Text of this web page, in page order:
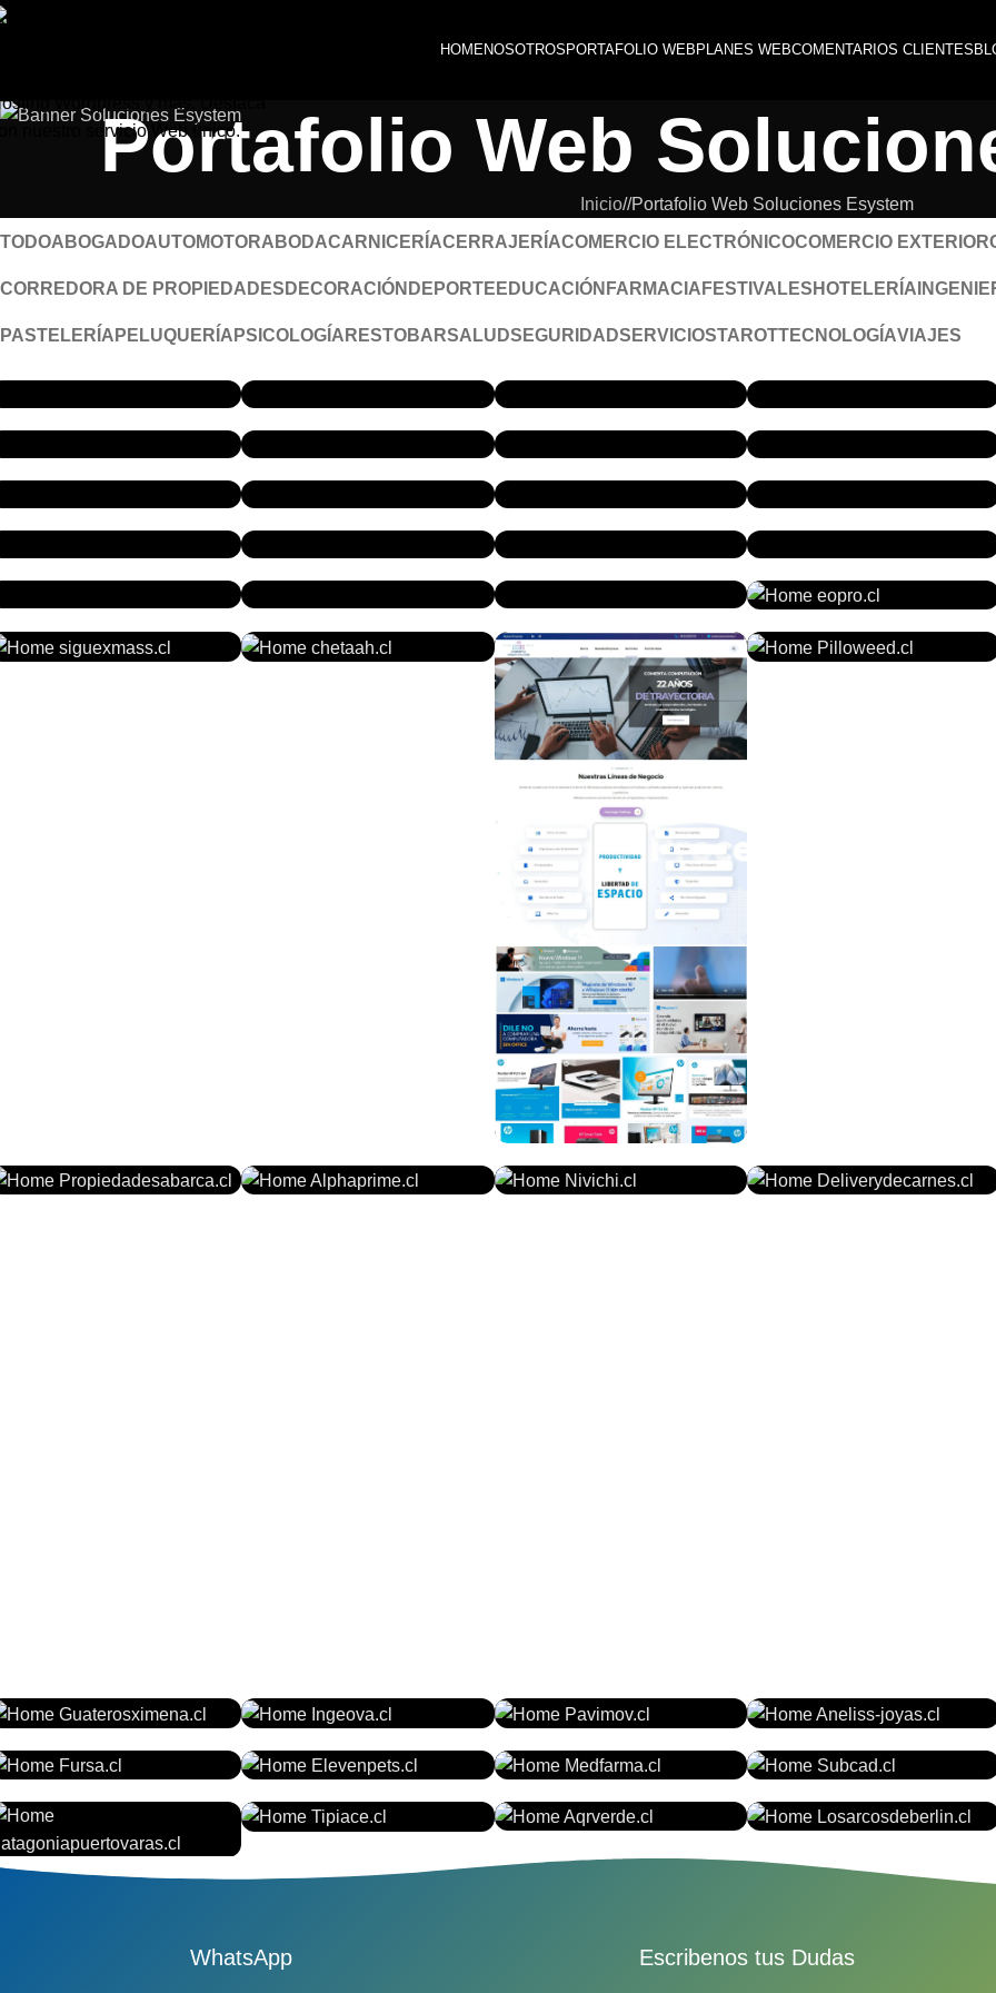
Skip to navigation
HOMENOSOTROS PORTAFOLIO WEB PLANES WEBCOMENTARIOS CLIENTES
Portafolio Web
Inicio/ Portafolio Web Soluciones Esystem
TODOABOGADOAUTOMOTORA BODACARNICERÍACERRAJERÍACOMERCIO ELECTRÓNICOCOMERCIO EXTERIOR
CORREDORA DE PROPIEDADES DECORACIÓN DEPORTE EDUCACIÓN FARMACIA FESTIVALES HOTELERÍA
PASTELERÍA PELUQUERÍA PSICOLOGÍA RESTOBARSALUDSEGURIDADSERVICIOSTAROTTECNOLOGÍAVIAJES
ATLASRESERVESTUDIO.COM LIBROSENFERMERIACHILE.CL
ALFASEGURIDADYSERVICIOS.COM HOMEKRAUSE.CL
NURSEIDEAS.CL CAJASMATTA.CL ECOTRANRECICLAJE.CL EOPRO.CL
COMENTA.CL
GUATEROSXIMENA.CL INGEOVA.CL PAVIMOV.CL ANELISS-JOYAS.CL
FURSA.CL
ELEVENPETS.CL MEDFARMA.CL SUBCAD.CL
ARQVERDE.CL LOSARCOSDEBERLIN.CL
WhatsApp Escribenos tus Dudas